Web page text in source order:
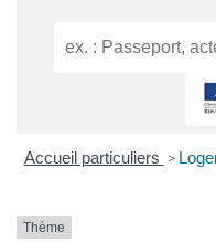
Accueil particuliers >
Thème